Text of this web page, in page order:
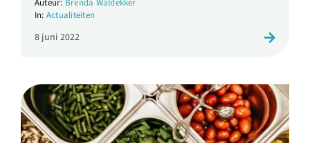
Brenda Waldekker
Actualiteiten
8 juni 2022